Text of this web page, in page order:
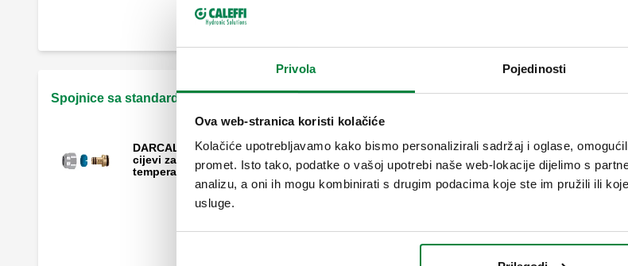
Privola Pojedinosti
Ova web-stranica koristi kolačiće
Kolačiće upotrebljavamo kako bismo personalizirali sadržaj i oglase,
promet. Isto tako, podatke o vašoj upotrebi naše web-lokacije dijelimo s
analizu, a oni ih mogu kombinirati s drugim podacima koje ste im pružili ili
usluge.
Mehanički nastavak.
Spojnice sa standardnim navojnim spojevima
DARCAL, Spojnica za višeslojne plastične
cijevi za konstantan rad na visokoj
temperaturi.
DARCAL, Samopodesiva
jednoslojne i višeslojne